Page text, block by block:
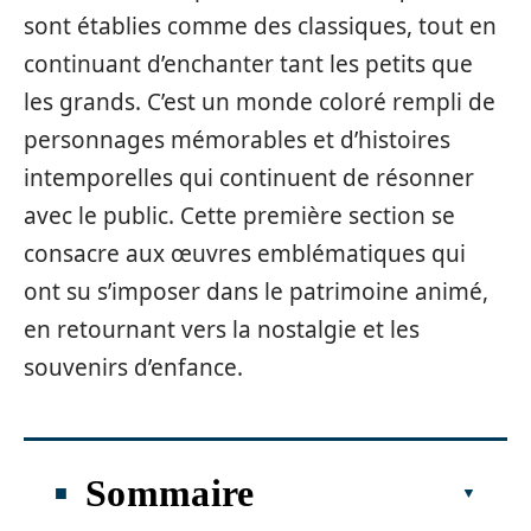
sont établies comme des classiques, tout en
continuant d’enchanter tant les petits que
les grands. C’est un monde coloré rempli de
personnages mémorables et d’histoires
intemporelles qui continuent de résonner
avec le public. Cette première section se
consacre aux œuvres emblématiques qui
ont su s’imposer dans le patrimoine animé,
en retournant vers la nostalgie et les
souvenirs d’enfance.
Sommaire